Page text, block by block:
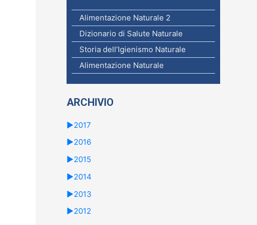
Alimentazione Naturale 2
Dizionario di Salute Naturale
Storia dell’Igienismo Naturale
Alimentazione Naturale
ARCHIVIO
►2017
►2016
►2015
►2014
►2013
►2012